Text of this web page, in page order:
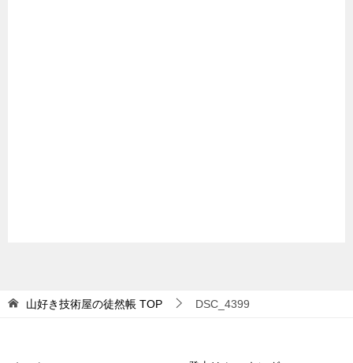
山好き技術屋の徒然帳 TOP DSC_4399